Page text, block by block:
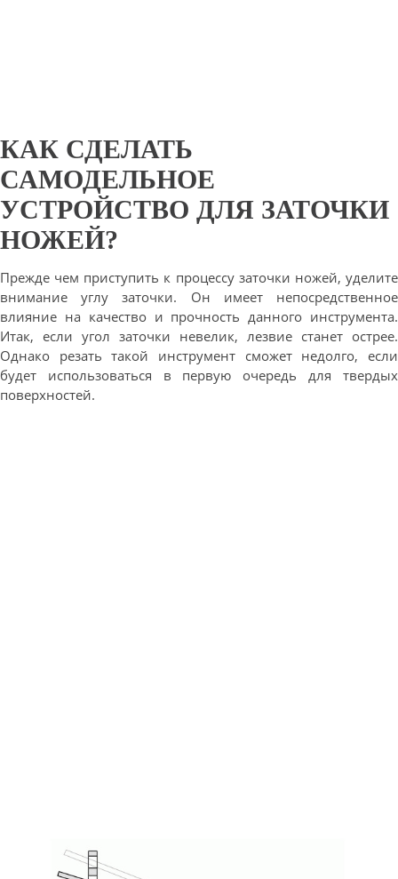
КАК СДЕЛАТЬ
САМОДЕЛЬНОЕ
УСТРОЙСТВО ДЛЯ ЗАТОЧКИ
НОЖЕЙ?
Прежде чем приступить к процессу заточки ножей, уделите
внимание углу заточки. Он имеет непосредственное
влияние на качество и прочность данного инструмента.
Итак, если угол заточки невелик, лезвие станет острее.
Однако резать такой инструмент сможет недолго, если
будет использоваться в первую очередь для твердых
поверхностей.